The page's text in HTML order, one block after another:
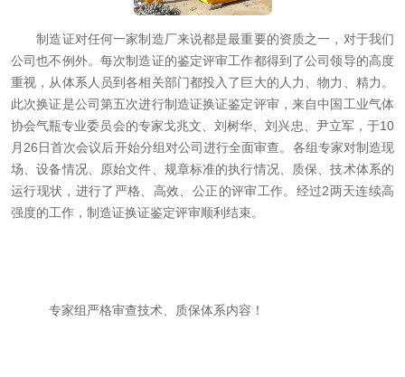
制造证对任何一家制造厂来说都是最重要的资质之一，对于我们
公司也不例外。每次制造证的鉴定评审工作都得到了公司领导的高度
重视，从体系人员到各相关部门都投入了巨大的人力、物力、精力。
此次换证是公司第五次进行制造证换证鉴定评审，来自中国工业气体
协会气瓶专业委员会的专家戈兆文、刘树华、刘兴忠、尹立军，于10
月26日首次会议后开始分组对公司进行全面审查。各组专家对制造现
场、设备情况、原始文件、规章标准的执行情况、质保、技术体系的
运行现状，进行了严格、高效、公正的评审工作。经过2两天连续高
强度的工作，制造证换证鉴定评审顺利结束。
专家组严格审查技术、质保体系内容！